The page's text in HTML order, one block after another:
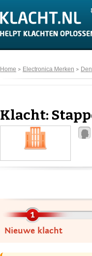
Home Electronica Merken
Klacht:
Nieuwe klacht